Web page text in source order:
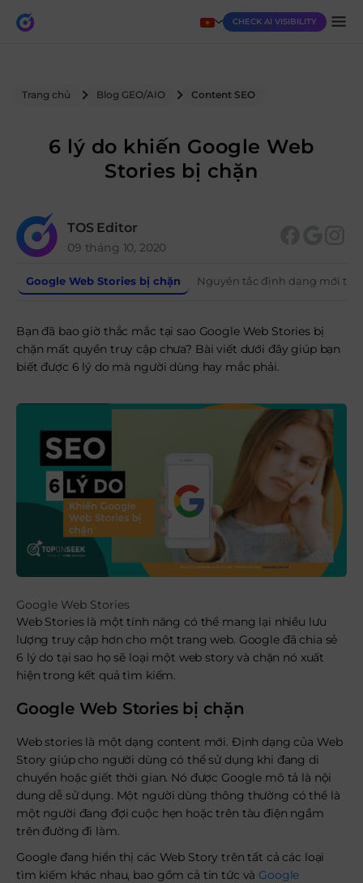
CHECK AI VISIBILITY
Trang chủ Blog GEO/AIO Content SEO
6 lý do khiến Google Web
Stories bị chặn
TOS Editor
09 tháng 10, 2020
Google Web Stories bị chặn Nguyên tắc định dạng mới
Bạn đã bao giờ thắc mắc tại sao Google Web Stories bị
chặn mất quyền truy cập chưa? Bài viết dưới đây giúp bạn
biết được 6 lý do mà người dùng hay mắc phải.
Google Web Stories
Web Stories là một tính năng có thể mang lại nhiều lưu
lượng truy cập hơn cho một trang web. Google đã chia sẻ
6 lý do tại sao họ sẽ loại một web story và chặn nó xuất
hiện trong kết quả tìm kiếm.
Google Web Stories bị chặn
Web stories là một dạng content mới. Định dạng của Web
Story giúp cho người dùng có thể sử dụng khi đang di
chuyển hoặc giết thời gian. Nó được Google mô tả là nội
dung dễ sử dụng. Một người dùng thông thường có thể là
một người đang đợi cuộc hẹn hoặc trên tàu điện ngầm
trên đường đi làm.
Google đang hiển thị các Web Story trên tất cả các loại
tìm kiếm khác nhau, bao gồm cả tin tức và Google